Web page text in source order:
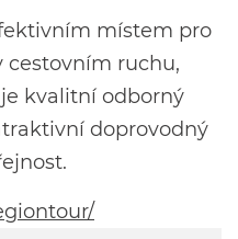
místem pro
cestovním ruchu,
kvalitní odborný
doprovodný